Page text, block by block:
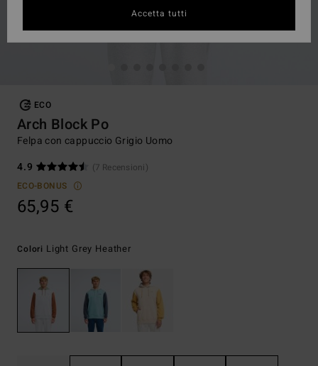
ECO
Arch Block Po
Felpa con cappuccio Grigio Uomo
4.9
(7 Recensioni)
ECO-BONUS
65,95 €
Colori Light Grey Heather
Accetta tutti